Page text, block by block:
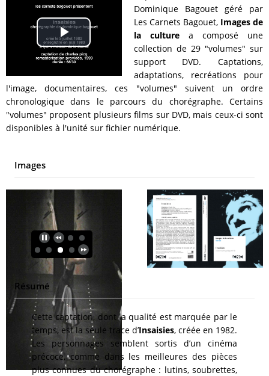
Play
Video
Dominique Bagouet géré par
Les Carnets Bagouet, Images de
la culture a composé une
collection de 29 "volumes" sur
support DVD. Captations,
adaptations, recréations pour
l'image, documentaires, ces "volumes" suivent un ordre
chronologique dans le parcours du chorégraphe. Certains
"volumes" proposent plusieurs films sur DVD, mais ceux-ci sont
disponibles à l'unité sur fichier numérique.
Images
Résumé
Cette captation, dont la qualité est marquée par le
temps, est la seule trace d’Insaisies, créée en 1982.
Les personnages semblent sortis d’un cinéma
précoce, comme dans les meilleures des pièces
plus connues du chorégraphe : lutins, soubrettes,